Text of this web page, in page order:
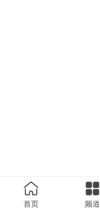
首页 频道